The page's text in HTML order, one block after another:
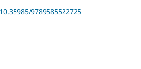
9789585522725